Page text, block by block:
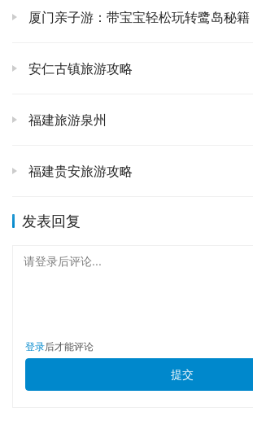
人都静静地看着，没有人说话，只有相机
你得亲自去感受那份壮阔。
🏛️ 说到文化底蕴，临海的江南长城，也
雄伟不同，这里的城墙多了一份江南的婉
的厚重感。城墙下就是东湖，湖光山色，
间充裕，租条小船在湖上泛舟，看着城墙
🏝️ 当然，既然是海滨城市，海岛风情怎
可是个有故事的地方。⛴️ 坐船上岛，海
到一种独特的宁静。这里不仅有美丽的海
厦门亲子游：带宝宝轻松玩转鹭岛秘籍
安仁古镇旅游攻略
福建旅游泉州
福建贵安旅游攻略
发表回复
请登录后评论...
登录后才能评论
提交